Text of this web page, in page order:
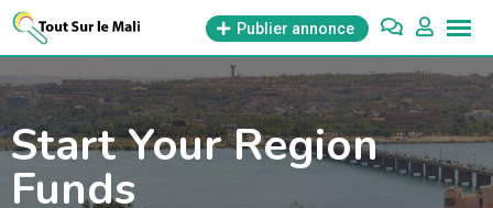
Aller
Publier annonce
Start Your Region
Funds